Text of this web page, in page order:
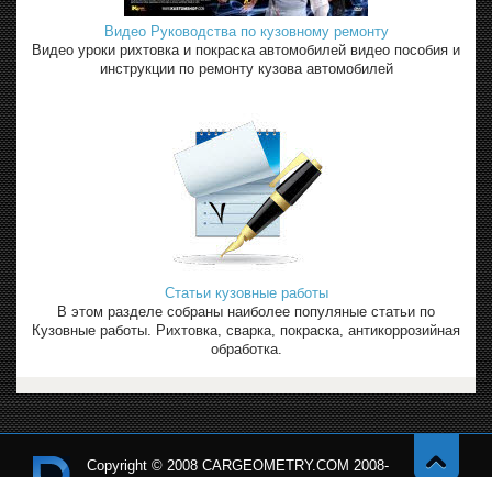
Видео Руководства по кузовному ремонту
Видео уроки рихтовка и покраска автомобилей видео пособия и
инструкции по ремонту кузова автомобилей
Статьи кузовные работы
В этом разделе собраны наиболее популяные статьи по
Кузовные работы. Рихтовка, сварка, покраска, антикоррозийная
обработка.
Copyright © 2008 CARGEOMETRY.COM 2008-